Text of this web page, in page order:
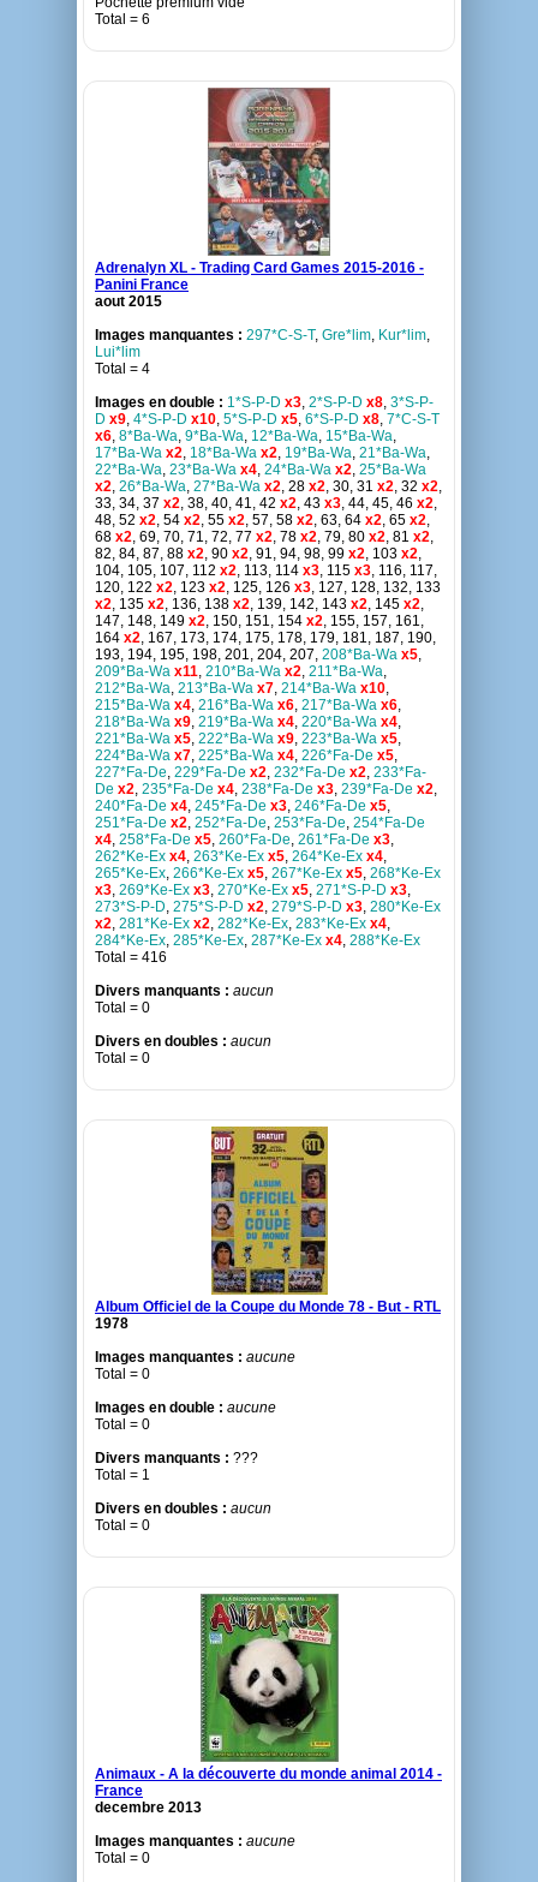
Total = 6
Adrenalyn XL - Trading Card Games 2015-2016 -
Panini France
aout 2015
Images manquantes : 297*C-S-T, Gre*lim, Kur*lim,
Lui*lim
Total = 4
Images en double : 1*S-P-D x3, 2*S-P-D x8, 3*S-P-
D x9, 4*S-P-D x10, 5*S-P-D x5, 6*S-P-D x8, 7*C-S-T
x6, 8*Ba-Wa, 9*Ba-Wa, 12*Ba-Wa, 15*Ba-Wa,
17*Ba-Wa x2, 18*Ba-Wa x2, 19*Ba-Wa, 21*Ba-Wa,
22*Ba-Wa, 23*Ba-Wa x4, 24*Ba-Wa x2, 25*Ba-Wa
x2, 26*Ba-Wa, 27*Ba-Wa x2, 28 x2, 30, 31 x2, 32 x2,
33, 34, 37 x2, 38, 40, 41, 42 x2, 43 x3, 44, 45, 46 x2,
48, 52 x2, 54 x2, 55 x2, 57, 58 x2, 63, 64 x2, 65 x2,
68 x2, 69, 70, 71, 72, 77 x2, 78 x2, 79, 80 x2, 81 x2,
82, 84, 87, 88 x2, 90 x2, 91, 94, 98, 99 x2, 103 x2,
104, 105, 107, 112 x2, 113, 114 x3, 115 x3, 116, 117,
120, 122 x2, 123 x2, 125, 126 x3, 127, 128, 132, 133
x2, 135 x2, 136, 138 x2, 139, 142, 143 x2, 145 x2,
147, 148, 149 x2, 150, 151, 154 x2, 155, 157, 161,
164 x2, 167, 173, 174, 175, 178, 179, 181, 187, 190,
193, 194, 195, 198, 201, 204, 207, 208*Ba-Wa x5,
209*Ba-Wa x11, 210*Ba-Wa x2, 211*Ba-Wa,
212*Ba-Wa, 213*Ba-Wa x7, 214*Ba-Wa x10,
215*Ba-Wa x4, 216*Ba-Wa x6, 217*Ba-Wa x6,
218*Ba-Wa x9, 219*Ba-Wa x4, 220*Ba-Wa x4,
221*Ba-Wa x5, 222*Ba-Wa x9, 223*Ba-Wa x5,
224*Ba-Wa x7, 225*Ba-Wa x4, 226*Fa-De x5,
227*Fa-De, 229*Fa-De x2, 232*Fa-De x2, 233*Fa-
De x2, 235*Fa-De x4, 238*Fa-De x3, 239*Fa-De x2,
240*Fa-De x4, 245*Fa-De x3, 246*Fa-De x5,
251*Fa-De x2, 252*Fa-De, 253*Fa-De, 254*Fa-De
x4, 258*Fa-De x5, 260*Fa-De, 261*Fa-De x3,
262*Ke-Ex x4, 263*Ke-Ex x5, 264*Ke-Ex x4,
265*Ke-Ex, 266*Ke-Ex x5, 267*Ke-Ex x5, 268*Ke-Ex
x3, 269*Ke-Ex x3, 270*Ke-Ex x5, 271*S-P-D x3,
273*S-P-D, 275*S-P-D x2, 279*S-P-D x3, 280*Ke-Ex
x2, 281*Ke-Ex x2, 282*Ke-Ex, 283*Ke-Ex x4,
284*Ke-Ex, 285*Ke-Ex, 287*Ke-Ex x4, 288*Ke-Ex
Total = 416
Divers manquants : aucun
Total = 0
Divers en doubles : aucun
Total = 0
Album Officiel de la Coupe du Monde 78 - But - RTL
1978
Images manquantes : aucune
Total = 0
Images en double : aucune
Total = 0
Divers manquants : ???
Total = 1
Divers en doubles : aucun
Total = 0
Animaux - A la découverte du monde animal 2014 -
France
decembre 2013
Images manquantes : aucune
Total = 0